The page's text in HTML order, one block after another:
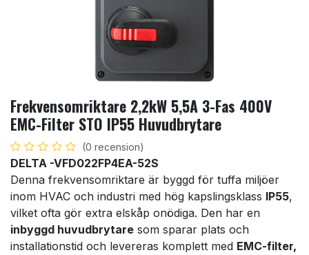
Frekvensomriktare 2,2kW 5,5A 3-Fas 400V
EMC-Filter STO IP55 Huvudbrytare
(0 recension)
DELTA -VFD022FP4EA-52S
Denna frekvensomriktare är byggd för tuffa miljöer
inom HVAC och industri med hög kapslingsklass IP55,
vilket ofta gör extra elskåp onödiga. Den har en
inbyggd huvudbrytare som sparar plats och
installationstid och levereras komplett med EMC-filter,